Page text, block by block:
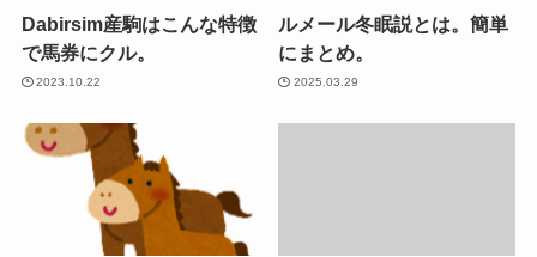
Dabirsim産駒はこんな特徴
で馬券にクル。
2023.10.22
ルメール冬眠説とは。簡単
にまとめ。
2025.03.29